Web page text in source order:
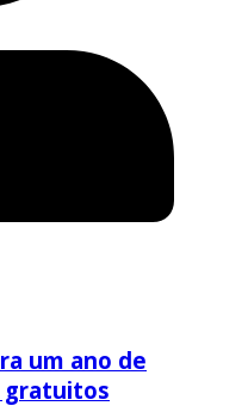
um ano de
gratuitos